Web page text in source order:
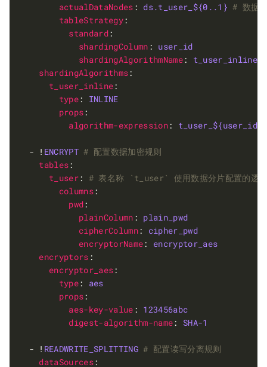
actualDataNodes : ds.t_user_${0..1} # 数据
tableStrategy
standard
shardingColumn : user_id
shardingAlgorithmName: t_user_inline
shardingAlgorithms
t_user_inline
type: INLINE
props
algorithm-expression: t_user_${user_id
  - !
ENCRYPT # 配置数据加密规则
tables
t_user: # 表名称 `t_user` 使用数据分片配置的逻
columns
pwd
plainColumn : plain_pwd
cipherColumn: cipher_pwd
encryptorName: encryptor_aes
encryptors
encryptor_aes
type: aes
props
aes-key-value : 123456abc
digest-algorithm-name: SHA-1
  - !
READWRITE_SPLITTING # 配置读写分离规则
dataSources